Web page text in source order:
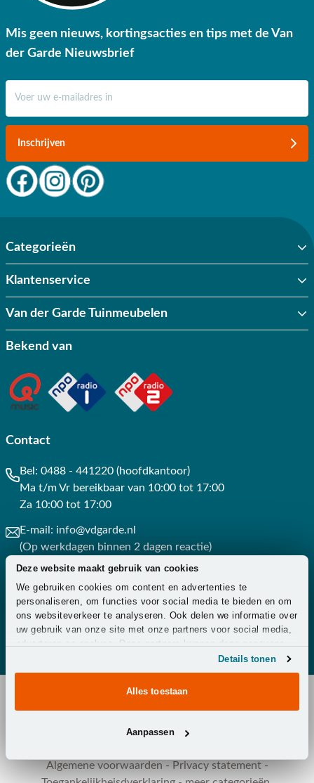
Deze website maakt gebruik van cookies
We gebruiken cookies om content en advertenties te
personaliseren, om functies voor social media te bieden en om
ons websiteverkeer te analyseren. Ook delen we informatie over
uw gebruik van onze site met onze partners voor social media,
adverteren en analyse. Deze partners kunnen deze gegevens
combineren met andere informatie die u aan ze heeft verstrekt
of die ze hebben verzameld op basis van uw gebruik van hun
Details tonen
Alles toestaan
Aanpassen
Mis geen nieuws, kortingsacties en tips met de Van
der Garde Nieuwsbrief
Inschrijven
Categorieën
Klantenservice
Van der Garde Tuinmeubelen
Bekend van
Contact
Bel: 0488 - 441220 (hoofdkantoor)
Ma t/m Vr bereikbaar van 10:00 tot 17:00
Za 10:00 tot 17:00
E-mail: info@vdgarde.nl
(Op werkdagen binnen 2 dagen reactie)
Whatsapp: 0488441220
(Op werkdagen binnen 3 uur reactie)
Copyright © 2026 - Van der Garde Tuinmeubelen -
Algemene voorwaarden - Privacy statement-